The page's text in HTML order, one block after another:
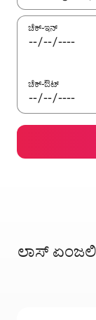
ಚೆಕ್-ಇನ್
ಚೆಕ್-ಔಟ್
ಲಾಸ್